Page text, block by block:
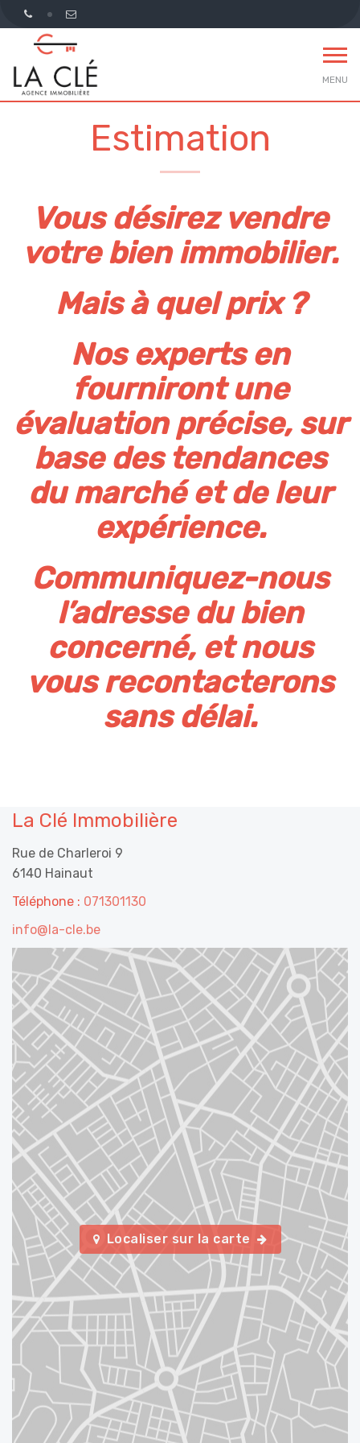
MENU
Estimation
Vous désirez vendre
votre bien immobilier.
Mais à quel prix ?
Nos experts en
fourniront une
évaluation précise, sur
base des tendances
du marché et de leur
expérience.
Communiquez-nous
l’adresse du bien
concerné, et nous
vous recontacterons
sans délai.
La Clé Immobilière
Rue de Charleroi 9
6140 Hainaut
Téléphone : 071301130
info@la-cle.be
Localiser sur la carte